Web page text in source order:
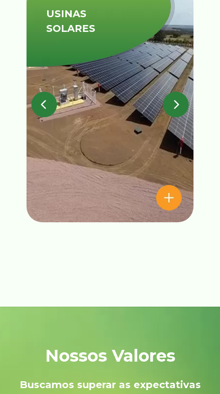
USINAS
SOLARES
Nossos Valores
Buscamos superar as expectativas